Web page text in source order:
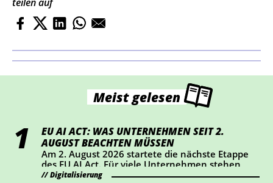
teilen auf
Meist gelesen
EU AI ACT: WAS UNTERNEHMEN SEIT 2.
AUGUST BEACHTEN MÜSSEN
Am 2. August 2026 startete die nächste Etappe
des EU AI Act. Für viele Unternehmen stehen
dabei vor allem Transparenz und Kennzeichnung
Digitalisierung